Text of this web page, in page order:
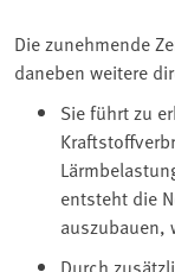
Die zunehmende
daneben weitere
Sie führt zu
entsteht die
auszubauen,
Durch